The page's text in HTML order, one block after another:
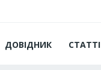
ДОВІДНИК СТАТТІ